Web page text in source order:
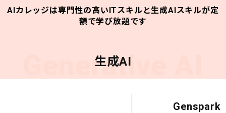
AIカレッジは専門性の高いITスキルと生成AIスキルが定
額で学び放題です
Generative AI
生成AI
Genspark